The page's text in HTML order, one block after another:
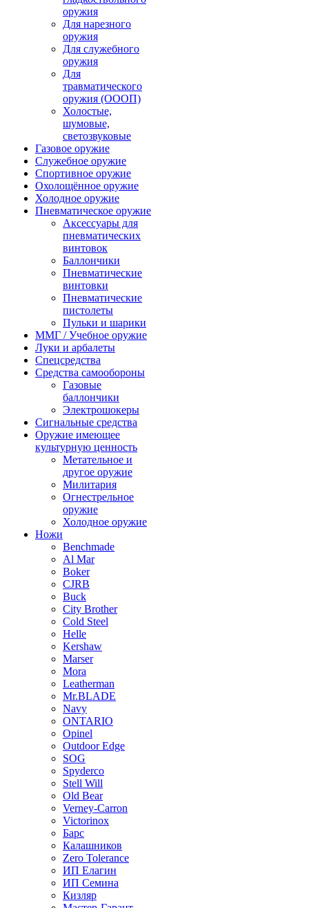
оружия
Для нарезного
оружия
Для служебного
оружия
Для
травматического
оружия (ОООП)
Холостые,
шумовые,
светозвуковые
Газовое оружие
Служебное оружие
Спортивное оружие
Охолощённое оружие
Холодное оружие
Пневматическое оружие
Аксессуары для
пневматических
винтовок
Баллончики
Пневматические
винтовки
Пневматические
пистолеты
Пульки и шарики
ММГ / Учебное оружие
Луки и арбалеты
Спецсредства
Средства самообороны
Газовые
баллончики
Электрошокеры
Сигнальные средства
Оружие имеющее
культурную ценность
Метательное и
другое оружие
Милитария
Огнестрельное
оружие
Холодное оружие
Ножи
Benchmade
Al Mar
Boker
CJRB
Buck
City Brother
Cold Steel
Helle
Kershaw
Marser
Mora
Leatherman
Mr.BLADE
Navy
ONTARIO
Opinel
Outdoor Edge
SOG
Spyderco
Stell Will
Old Bear
Verney-Carron
Victorinox
Барс
Калашников
Zero Tolerance
ИП Елагин
ИП Семина
Кизляр